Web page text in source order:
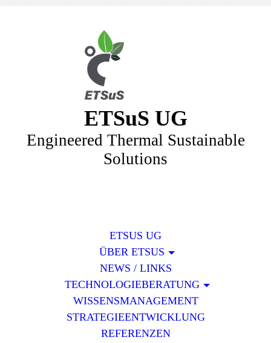
ETSuS UG
Engineered Thermal Sustainable
Solutions
ETSUS UG
ÜBER ETSUS
NEWS / LINKS
TECHNOLOGIEBERATUNG
WISSENSMANAGEMENT
STRATEGIEENTWICKLUNG
REFERENZEN